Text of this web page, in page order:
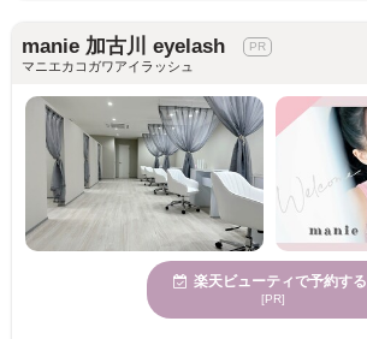
manie 加古川 eyelash
マニエカコガワアイラッシュ
楽天ビューティで予約する
[PR]